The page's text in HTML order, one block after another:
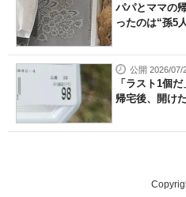
パパとママの
ったのは“孫
公開 2026/07/
「ラスト1個
帰宅後、開